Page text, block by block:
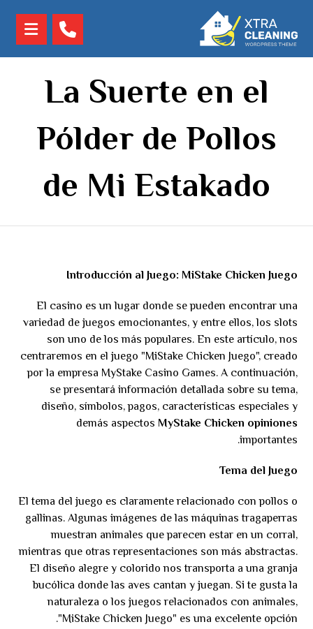
La Suerte en el
Pólder de Pollos
de Mi Estakado
Introducción al Juego: MiStake Chicken Juego
El casino es un lugar donde se pueden encontrar una
variedad de juegos emocionantes, y entre ellos, los slots
son uno de los más populares. En este artículo, nos
centraremos en el juego "MiStake Chicken Juego", creado
por la empresa MyStake Casino Games. A continuación,
se presentará información detallada sobre su tema,
diseño, símbolos, pagos, características especiales y
demás aspectos MyStake Chicken opiniones
importantes.
Tema del Juego
El tema del juego es claramente relacionado con pollos o
gallinas. Algunas imágenes de las máquinas tragaperras
muestran animales que parecen estar en un corral,
mientras que otras representaciones son más abstractas.
El diseño alegre y colorido nos transporta a una granja
bucólica donde las aves cantan y juegan. Si te gusta la
naturaleza o los juegos relacionados con animales,
"MiStake Chicken Juego" es una excelente opción.